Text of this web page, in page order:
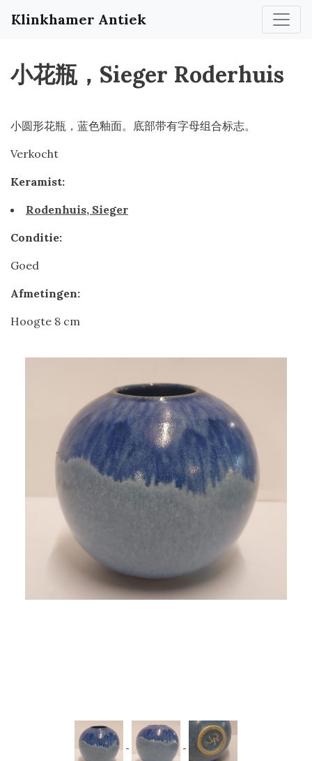
Klinkhamer Antiek
小花瓶，Sieger Roderhuis
小圆形花瓶，蓝色釉面。底部带有字母组合标志。
Verkocht
Keramist:
Rodenhuis, Sieger
Conditie:
Goed
Afmetingen:
Hoogte 8 cm